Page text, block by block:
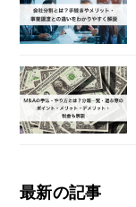
最新の記事